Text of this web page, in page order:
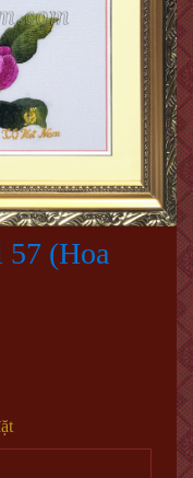
(Hoa